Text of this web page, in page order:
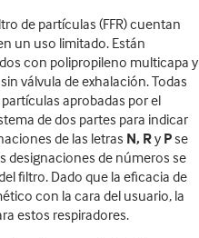
de partículas (FFR) cuentan
un uso limitado. Están
con polipropileno multicapa y
válvula de exhalación. Todas
aprobadas por el
de dos partes para indicar
de las letras N, Ry Pse
designaciones de números se
filtro. Dado que la eficacia de
con la cara del usuario, la
estos respiradores.